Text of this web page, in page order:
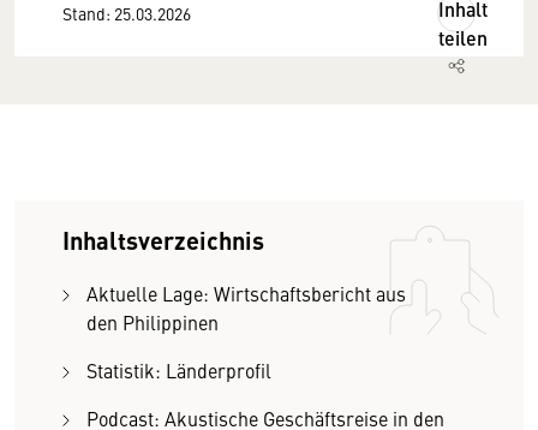
Stand: 25.03.2026
Inhalt
teilen
Inhaltsverzeichnis
Aktuelle Lage: Wirtschaftsbericht aus
den Philippinen
Statistik: Länderprofil
Podcast: Akustische Geschäftsreise in den